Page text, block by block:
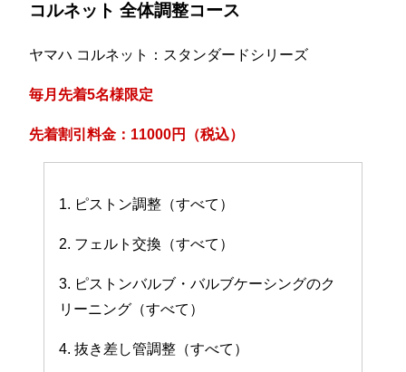
コルネット 全体調整コース
ヤマハ コルネット：スタンダードシリーズ
毎月先着5名様限定
先着割引料金：11000円（税込）
1. ピストン調整（すべて）
2. フェルト交換（すべて）
3. ピストンバルブ・バルブケーシングのク
リーニング（すべて）
4. 抜き差し管調整（すべて）